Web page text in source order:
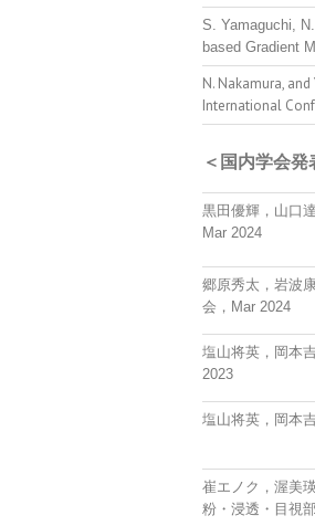
S. Yamaguchi,
based Gradient
N. Nakamura,
International
＜国内学会発
黒田優輝，山口
Mar 2024
郷原秀太，岩波
会，Mar 2024
塩山将英，岡本
2023
塩山将英，岡本
崔エノク，渥美
粉・浸透・目視